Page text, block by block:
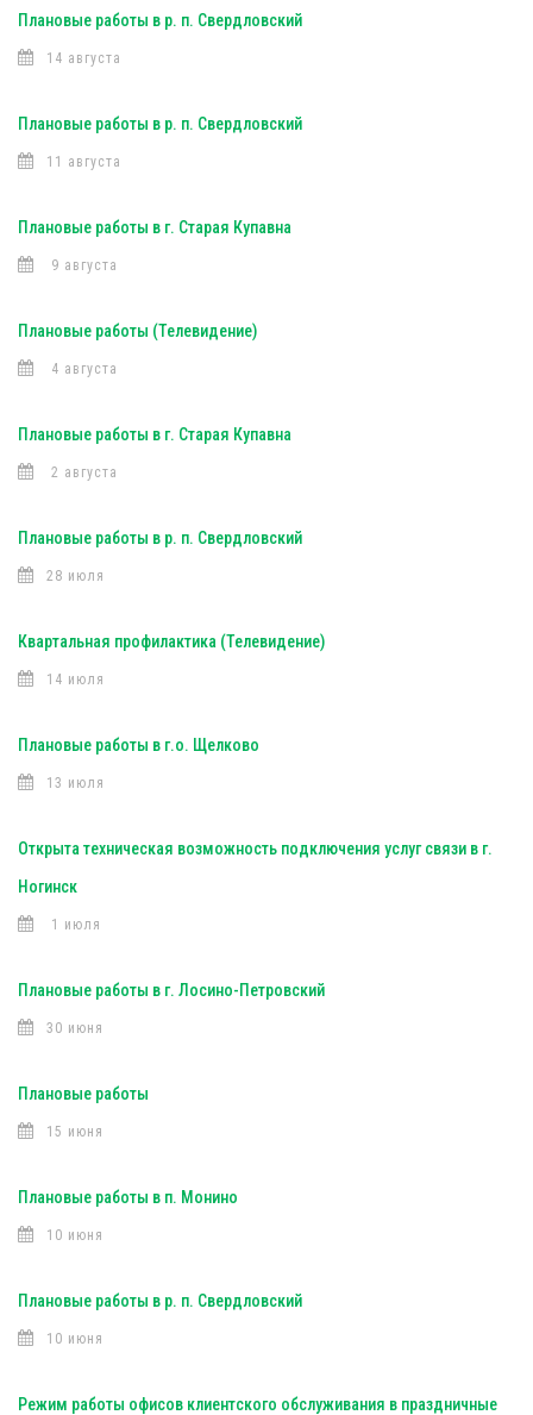
Плановые работы в р. п. Свердловский
14 августа
Плановые работы в р. п. Свердловский
11 августа
Плановые работы в г. Старая Купавна
9 августа
Плановые работы (Телевидение)
4 августа
Плановые работы в г. Старая Купавна
2 августа
Плановые работы в р. п. Свердловский
28 июля
Квартальная профилактика (Телевидение)
14 июля
Плановые работы в г.о. Щелково
13 июля
Открыта техническая возможность подключения услуг связи в г.
Ногинск
1 июля
Плановые работы в г. Лосино-Петровский
30 июня
Плановые работы
15 июня
Плановые работы в п. Монино
10 июня
Плановые работы в р. п. Свердловский
10 июня
Режим работы офисов клиентского обслуживания в праздничные